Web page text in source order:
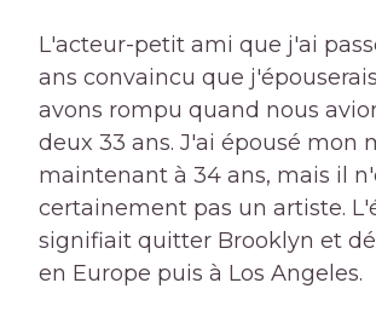
L'acteur-petit ami que j'ai
ans convaincu que
avons rompu quand nous
deux 33 ans. J'ai épousé mon
maintenant à 34 ans, mais il
certainement pas un artiste.
signifiait quitter Brooklyn et
en Europe puis à Los Angeles.